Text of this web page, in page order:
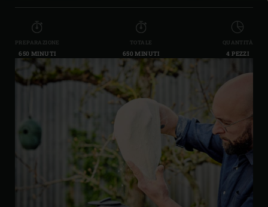
PREPARAZIONE
650 MINUTI
TOTALE
650 MINUTI
QUANTITÀ
4 PEZZI